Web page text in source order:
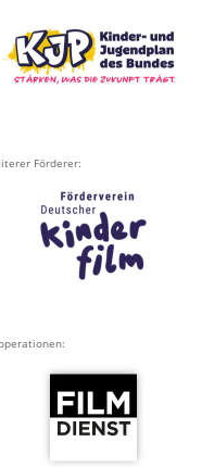
Förderer: